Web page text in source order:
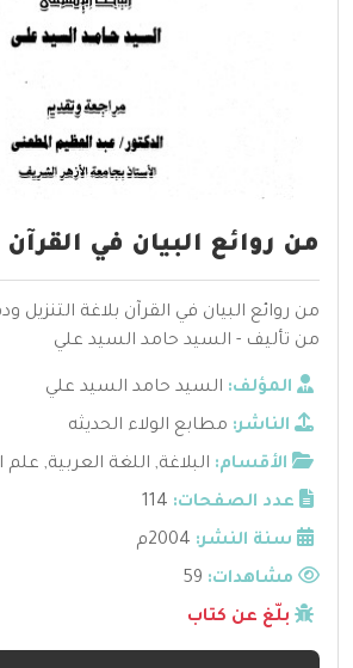
من روائع البيان في القرآن
من روائع البيان في القرآن بلاغة التنزيل
من تأليف - السيد حامد السيد علي
المؤلف: السيد حامد السيد علي
الناشر: مطابع الولاء الحديثه
الأقسام: البلاغة, اللغة العربية, علم
عدد الصفحات: 114
سنة النشر: 2004م
مشاهدات:
بلّغ عن كتاب